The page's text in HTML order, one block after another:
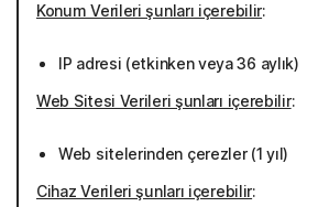
Konum Verileri şunları içerebilir:
IP adresi (etkinken veya 36 aylık)
Web Sitesi Verileri şunları içerebilir:
Web sitelerinden çerezler (1 yıl)
Cihaz Verileri şunları içerebilir: